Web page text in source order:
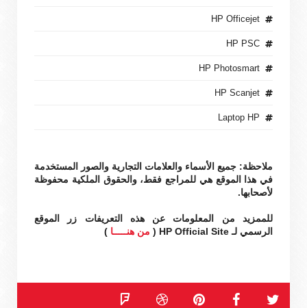
HP Officejet
HP PSC
HP Photosmart
HP Scanjet
Laptop HP
ملاحظة: جميع الأسماء والعلامات التجارية والصور المستخدمة
في هذا الموقع هي للمراجع فقط، والحقوق الملكية محفوظة
لأصحابها.
للممزيد من المعلومات عن هذه التعريفات زر الموقع
الرسمي لـ HP Official Site (
من هنـــــا )